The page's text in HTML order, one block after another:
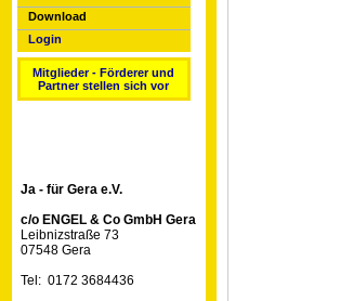
Download
Login
Mitglieder - Förderer und
Partner stellen sich vor
Ja - für Gera e.V.
c/o ENGEL & Co GmbH Gera
Leibnizstraße 73
07548 Gera
Tel: 0172 3684436